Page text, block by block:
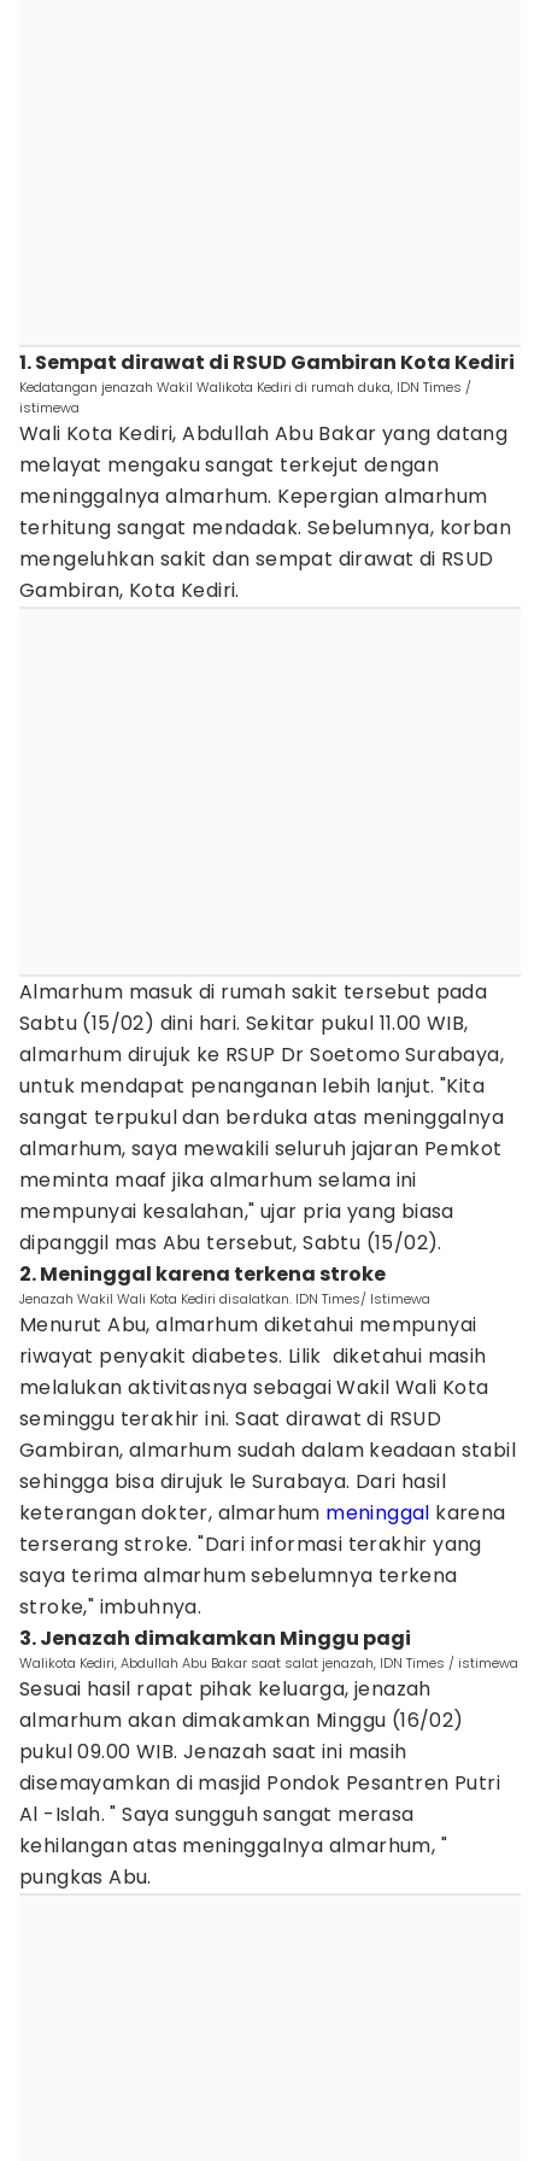
1. Sempat dirawat di RSUD Gambiran Kota Kediri
Kedatangan jenazah Wakil Walikota Kediri di rumah duka, IDN Times /
istimewa
Wali Kota Kediri, Abdullah Abu Bakar yang datang
melayat mengaku sangat terkejut dengan
meninggalnya almarhum. Kepergian almarhum
terhitung sangat mendadak. Sebelumnya, korban
mengeluhkan sakit dan sempat dirawat di RSUD
Gambiran, Kota Kediri.
Almarhum masuk di rumah sakit tersebut pada
Sabtu (15/02) dini hari. Sekitar pukul 11.00 WIB,
almarhum dirujuk ke RSUP Dr Soetomo Surabaya,
untuk mendapat penanganan lebih lanjut. "Kita
sangat terpukul dan berduka atas meninggalnya
almarhum, saya mewakili seluruh jajaran Pemkot
meminta maaf jika almarhum selama ini
mempunyai kesalahan," ujar pria yang biasa
dipanggil mas Abu tersebut, Sabtu (15/02).
2. Meninggal karena terkena stroke
Jenazah Wakil Wali Kota Kediri disalatkan. IDN Times/ Istimewa
Menurut Abu, almarhum diketahui mempunyai
riwayat penyakit diabetes. Lilik diketahui masih
melalukan aktivitasnya sebagai Wakil Wali Kota
seminggu terakhir ini. Saat dirawat di RSUD
Gambiran, almarhum sudah dalam keadaan stabil
sehingga bisa dirujuk le Surabaya. Dari hasil
keterangan dokter, almarhum meninggal karena
terserang stroke. "Dari informasi terakhir yang
saya terima almarhum sebelumnya terkena
stroke," imbuhnya.
3. Jenazah dimakamkan Minggu pagi
Walikota Kediri, Abdullah Abu Bakar saat salat jenazah, IDN Times / istimewa
Sesuai hasil rapat pihak keluarga, jenazah
almarhum akan dimakamkan Minggu (16/02)
pukul 09.00 WIB. Jenazah saat ini masih
disemayamkan di masjid Pondok Pesantren Putri
Al -Islah. " Saya sungguh sangat merasa
kehilangan atas meninggalnya almarhum, "
pungkas Abu.